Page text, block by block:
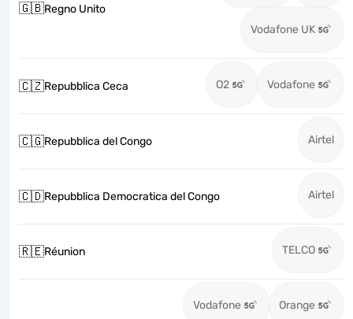
🇬🇧Regno Unito
Vodafone UK
🇨🇿Repubblica Ceca O2 Vodafone
🇨🇬Repubblica del Congo Airtel
🇨🇩Repubblica Democratica del Congo Airtel
🇷🇪Réunion TELCO
Vodafone Orange